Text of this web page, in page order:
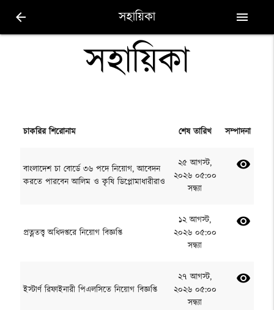
arrow_back সহায়িকা menu
সহায়িকা
চাকরির শিরোনাম শেষ তারিখ সম্পাদনা
বাংলাদেশ চা বোর্ডে ৩৬ পদে নিয়োগ, আবেদন
করতে পারবেন আলিম ও কৃষি ডিপ্লোমাধারীরাও
২৫ আগস্ট,
২০২৬ ০৫:০০
সন্ধ্যা
visibility
প্রত্নতত্ত্ব অধিদপ্তরে নিয়োগ বিজ্ঞপ্তি
১২ আগস্ট,
২০২৬ ০৫:০০
সন্ধ্যা
visibility
ইস্টার্ণ রিফাইনারী পিএলসিতে নিয়োগ বিজ্ঞপ্তি
২৭ আগস্ট,
২০২৬ ০৫:০০
সন্ধ্যা
visibility